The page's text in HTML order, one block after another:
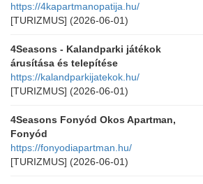
https://4kapartmanopatija.hu/
[TURIZMUS] (2026-06-01)
4Seasons - Kalandparki játékok
árusítása és telepítése
https://kalandparkijatekok.hu/
[TURIZMUS] (2026-06-01)
4Seasons Fonyód Okos Apartman,
Fonyód
https://fonyodiapartman.hu/
[TURIZMUS] (2026-06-01)